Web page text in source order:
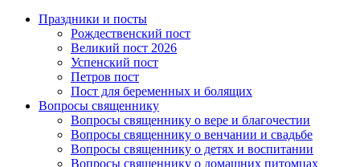
Праздники и посты
Рождественский пост
Великий пост 2026
Успенский пост
Петров пост
Пост для беременных и болящих
Вопросы священнику
Вопросы священнику о вере и благочестии
Вопросы священнику о венчании и свадьбе
Вопросы священнику о детях и воспитании
Вопросы священнику о домашних питомцах